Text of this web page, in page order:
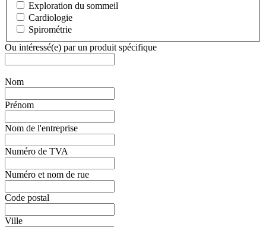
Exploration du sommeil
Cardiologie
Spirométrie
Ou intéressé(e) par un produit spécifique
Nom
Prénom
Nom de l'entreprise
Numéro de TVA
Numéro et nom de rue
Code postal
Ville